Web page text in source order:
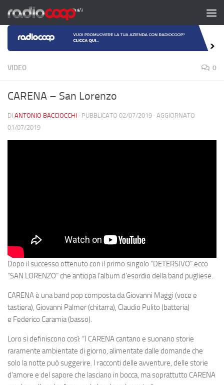
Salta al contenuto
VIDEO 0
CARENA – San Lorenzo
DI ANTONIO BACCIOCCHI · PUBBLICATO 02/07/2019 · AGGIORNATO
01/07/2019
Dopo il successo ottenuto con il primo singolo “DETERSIVO” ecco
“SAN LORENZO” che anticipa l’album d’esordio della band pugliese.
CARENAè una band pop composta daGiovanni Maggi (voce e
tastiera), Giovanni Palmer(chitarra), Claudio Pulito (batteria)
e Federico Caramia(basso).
Loro si definiscono così: “I CARENA cantano e suonano storie
raramente ambientate di giorno, alimentate dalle domande che
solo la notte può suggerire. I racconti delle avventure, delle storie
d’amore e del sapore che lasciano in bocca, ma soprattutto CARENA